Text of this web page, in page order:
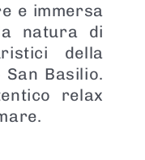
e immersa
natura di
della
Basilio.
relax